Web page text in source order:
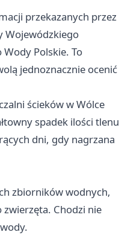
przekazanych przez
Wojewódzkiego
Polskie. To
jednoznacznie ocenić
ścieków w Wólce
spadek ilości tlenu
dni, gdy nagrzana
zbiorników wodnych,
Chodzi nie